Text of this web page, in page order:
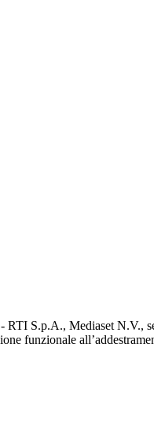
S.p.A., Mediaset N.V.,
funzionale